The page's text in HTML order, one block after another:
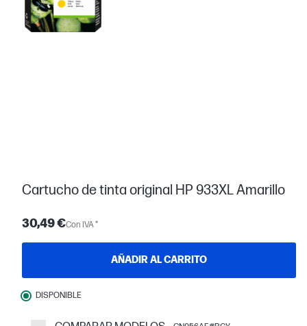
Cartucho de tinta original HP 933XL Amarillo
30,49 €Con IVA *
AÑADIR AL CARRITO
DISPONIBLE